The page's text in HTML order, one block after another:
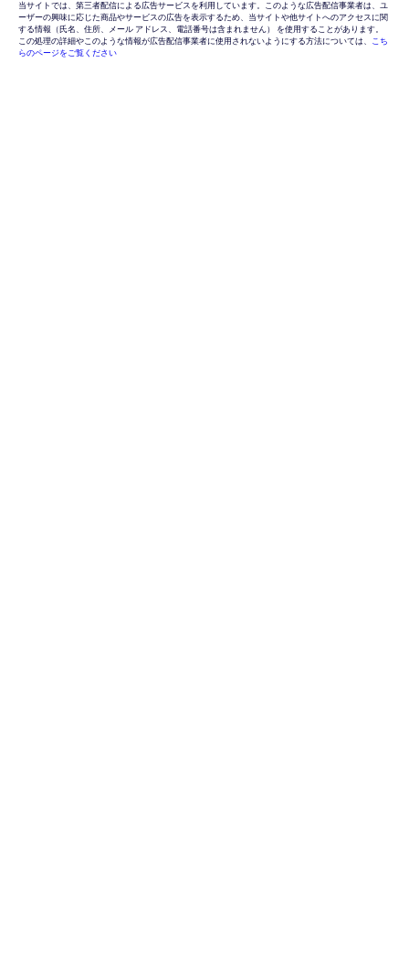
当サイトでは、第三者配信による広告サービスを利用しています。このような広告配信事業者は、ユ
ーザーの興味に応じた商品やサービスの広告を表示するため、当サイトや他サイトへのアクセスに関
する情報（氏名、住所、メール アドレス、電話番号は含まれません） を使用することがあります。
この処理の詳細やこのような情報が広告配信事業者に使用されないようにする方法については、 こち
らのページをご覧ください